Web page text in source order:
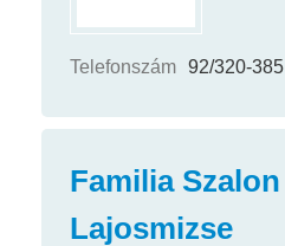
Telefonszám 92/320-385
Familia Szalon
Lajosmizse